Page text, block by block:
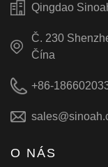
Qingdao
Č. 230
Čína
+86-
O NÁS